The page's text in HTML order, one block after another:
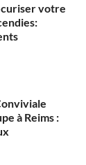
votre
à Reims :